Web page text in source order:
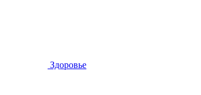
Здоровье